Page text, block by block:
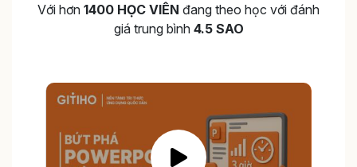
Với hơn 1400 HỌC VIÊN đang theo học với đánh
giá trung bình 4.5 SAO